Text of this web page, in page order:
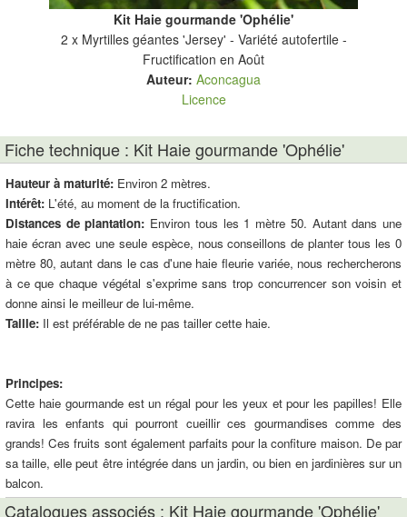
Kit Haie gourmande 'Ophélie'
2 x Myrtilles géantes 'Jersey' - Variété autofertile -
Fructification en Août
Auteur: Aconcagua
Licence
Fiche technique : Kit Haie gourmande 'Ophélie'
Hauteur à maturité: Environ 2 mètres.
Intérêt: L'été, au moment de la fructification.
Distances de plantation: Environ tous les 1 mètre 50. Autant dans une
haie écran avec une seule espèce, nous conseillons de planter tous les 0
mètre 80, autant dans le cas d'une haie fleurie variée, nous rechercherons
à ce que chaque végétal s'exprime sans trop concurrencer son voisin et
donne ainsi le meilleur de lui-même.
Taille: Il est préférable de ne pas tailler cette haie.
Principes:
Cette haie gourmande est un régal pour les yeux et pour les papilles! Elle
ravira les enfants qui pourront cueillir ces gourmandises comme des
grands! Ces fruits sont également parfaits pour la confiture maison. De par
sa taille, elle peut être intégrée dans un jardin, ou bien en jardinières sur un
balcon.
Catalogues associés : Kit Haie gourmande 'Ophélie'